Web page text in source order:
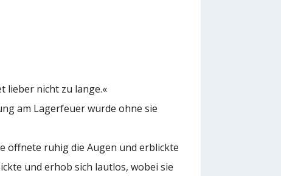
lieber nicht zu lange.«
am Lagerfeuer wurde ohne sie
öffnete ruhig die Augen und erblickte
und erhob sich lautlos, wobei sie